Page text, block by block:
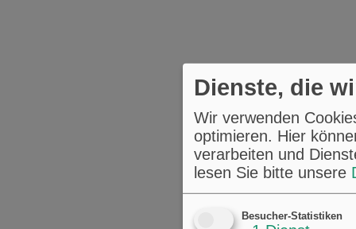
Dienste, die
Wir verwenden
optimieren. Hier
verarbeiten und
lesen Sie bitte unsere
Besucher-Statistiken